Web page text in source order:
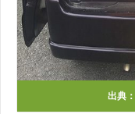
出典：